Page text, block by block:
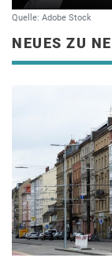
Quelle: Adobe Stock
NEUES ZU